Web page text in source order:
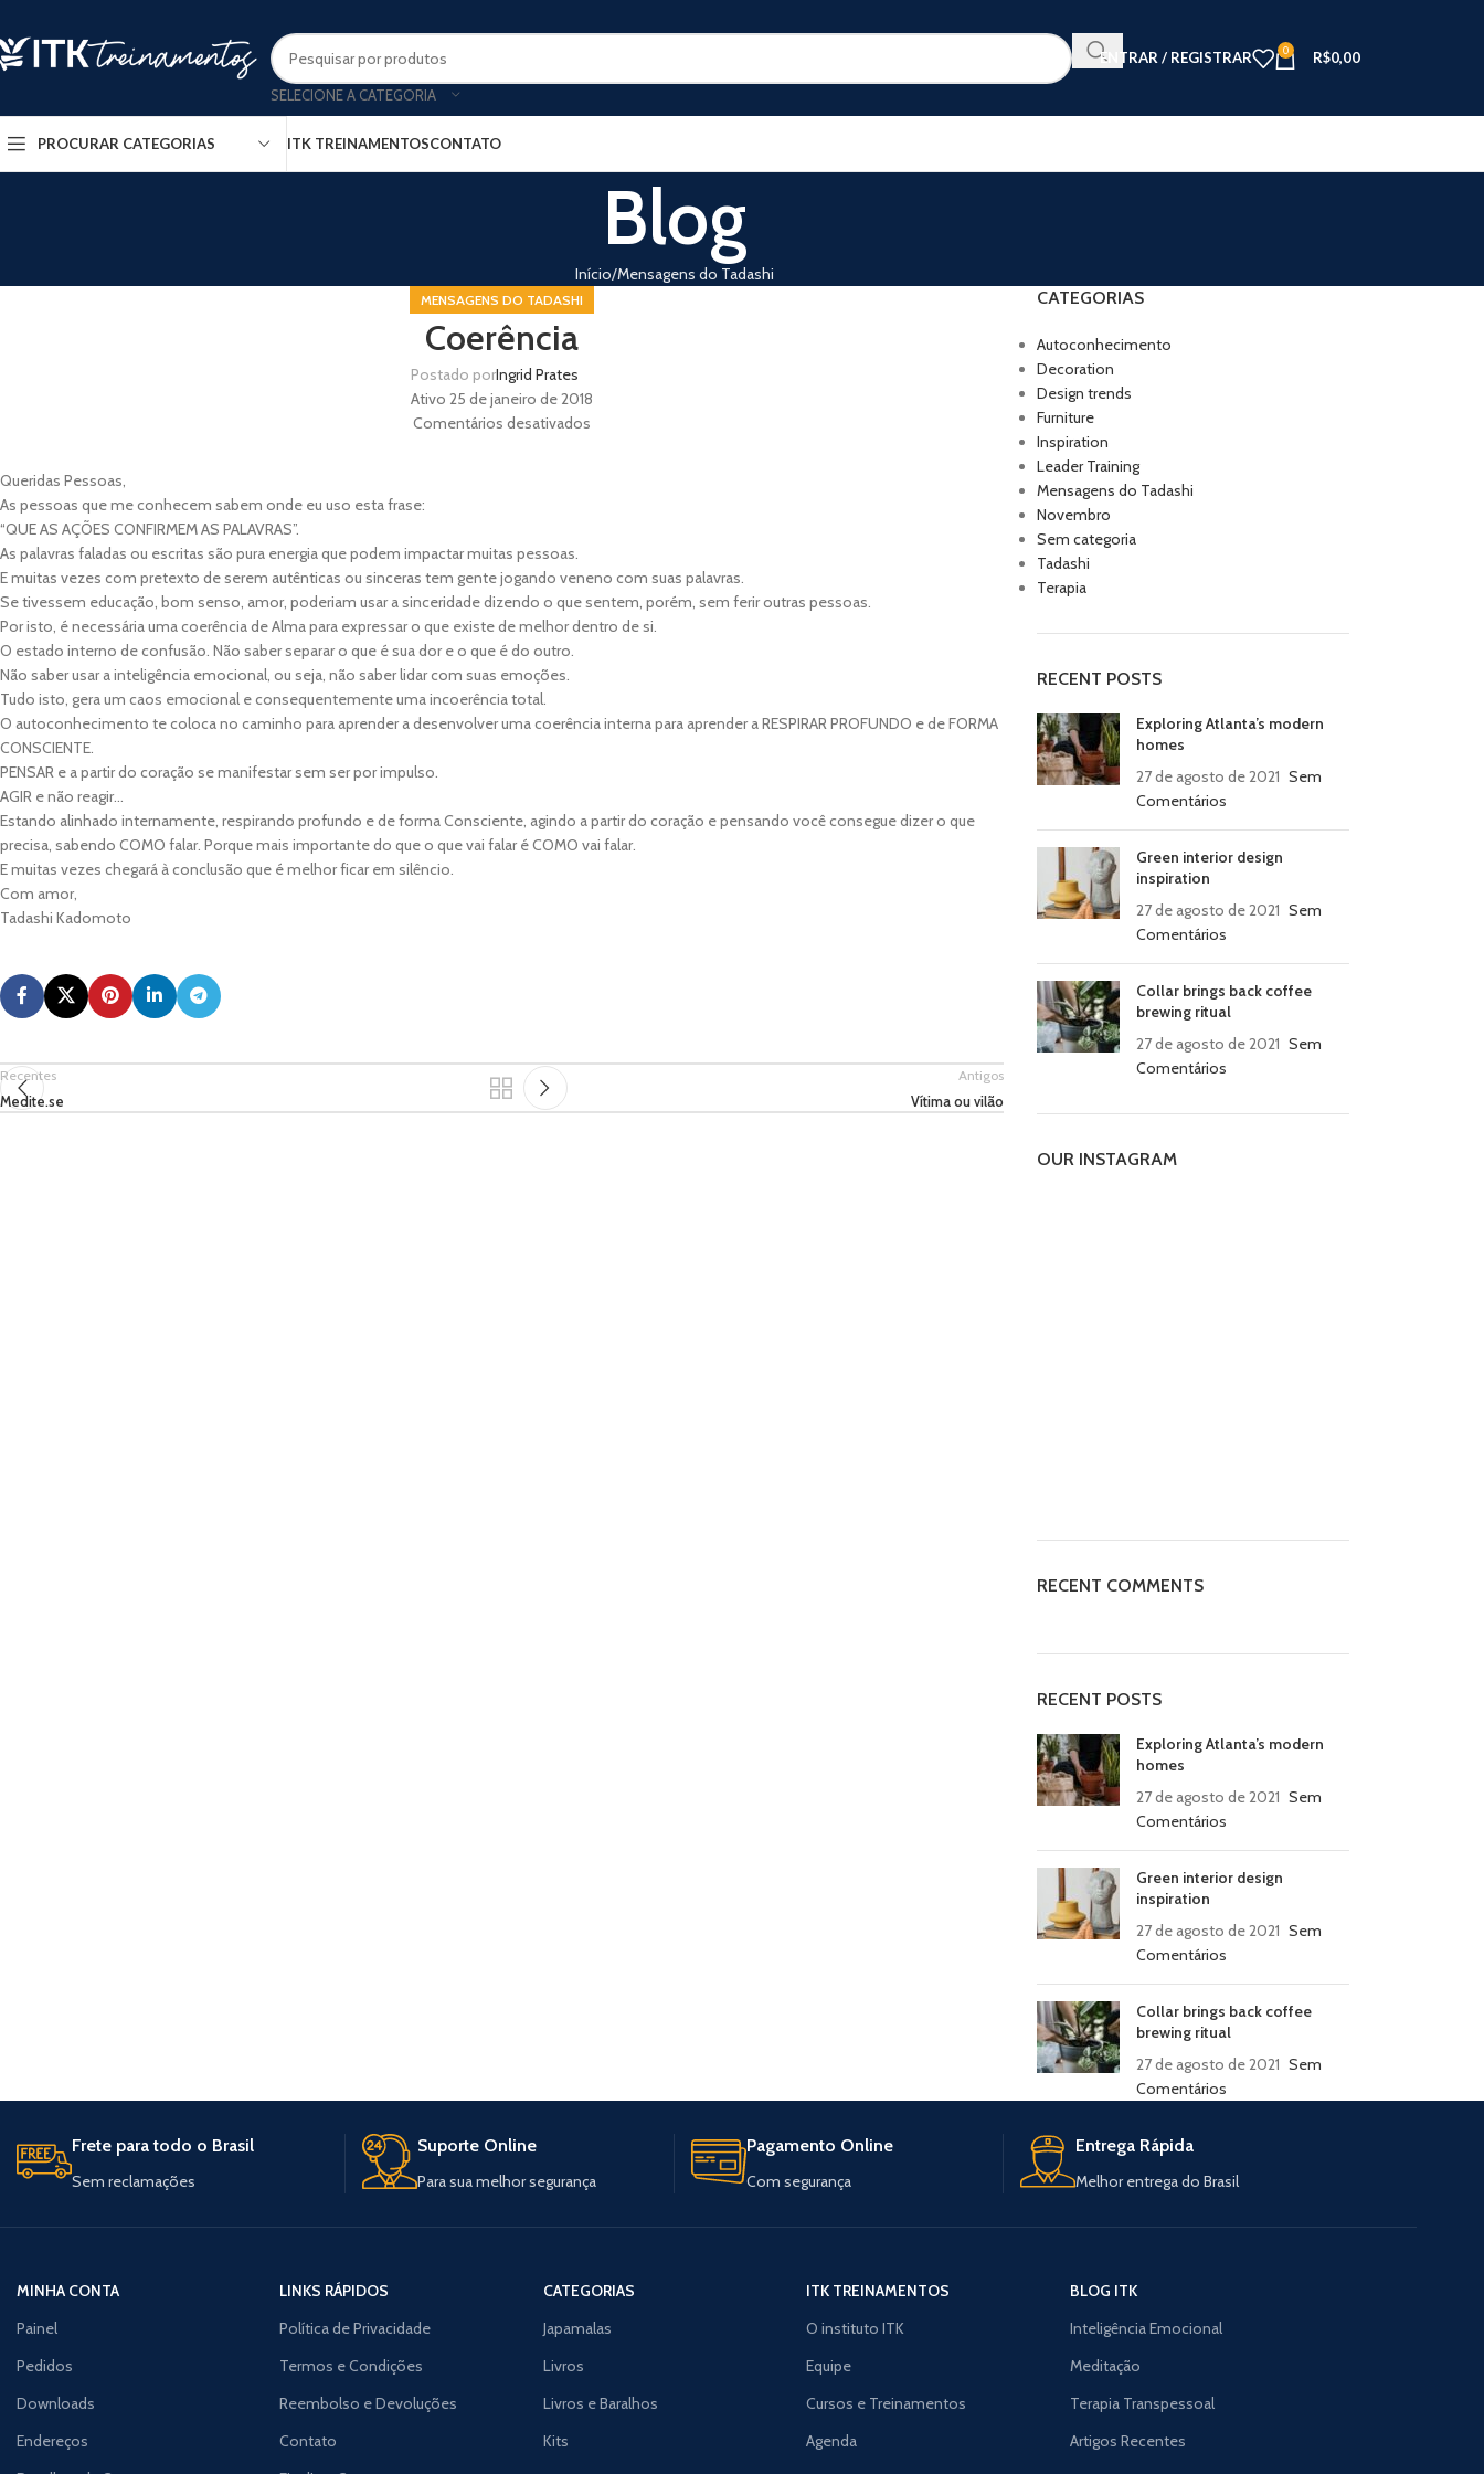
SELECIONE A CATEGORIA
ENTRAR / REGISTRAR 0 R$0,00
PROCURAR CATEGORIAS ITK TREINAMENTOSCONTATO
Blog
Início Mensagens do Tadashi
MENSAGENS DO TADASHI
Coerência
Postado porIngrid Prates
Ativo 25 de janeiro de 2018
Comentários desativados
Queridas Pessoas,
As pessoas que me conhecem sabem onde eu uso esta frase:
“QUE AS AÇÕES CONFIRMEM AS PALAVRAS”.
As palavras faladas ou escritas são pura energia que podem impactar muitas pessoas.
E muitas vezes com pretexto de serem autênticas ou sinceras tem gente jogando veneno com suas palavras.
Se tivessem educação, bom senso, amor, poderiam usar a sinceridade dizendo o que sentem, porém, sem ferir outras pessoas.
Por isto, é necessária uma coerência de Alma para expressar o que existe de melhor dentro de si.
O estado interno de confusão. Não saber separar o que é sua dor e o que é do outro.
Não saber usar a inteligência emocional, ou seja, não saber lidar com suas emoções.
Tudo isto, gera um caos emocional e consequentemente uma incoerência total.
O autoconhecimento te coloca no caminho para aprender a desenvolver uma coerência interna para aprender a RESPIRAR PROFUNDO e de FORMA
CONSCIENTE.
PENSAR e a partir do coração se manifestar sem ser por impulso.
AGIR e não reagir…
Estando alinhado internamente, respirando profundo e de forma Consciente, agindo a partir do coração e pensando você consegue dizer o que
precisa, sabendo COMO falar. Porque mais importante do que o que vai falar é COMO vai falar.
E muitas vezes chegará à conclusão que é melhor ficar em silêncio.
Com amor,
Tadashi Kadomoto
Recentes
Medite.se
Antigos
Vítima ou vilão
CATEGORIAS
Autoconhecimento
Decoration
Design trends
Furniture
Inspiration
Leader Training
Mensagens do Tadashi
Novembro
Sem categoria
Tadashi
Terapia
RECENT POSTS
Exploring Atlanta’s modern
homes
27 de agosto de 2021 Sem
Comentários
Green interior design
inspiration
27 de agosto de 2021 Sem
Comentários
Collar brings back coffee
brewing ritual
27 de agosto de 2021 Sem
Comentários
OUR INSTAGRAM
RECENT COMMENTS
RECENT POSTS
Exploring Atlanta’s modern
homes
27 de agosto de 2021 Sem
Comentários
Green interior design
inspiration
27 de agosto de 2021 Sem
Comentários
Collar brings back coffee
brewing ritual
27 de agosto de 2021 Sem
Comentários
Frete para todo o Brasil
Sem reclamações
Suporte Online
Para sua melhor segurança
Pagamento Online
Com segurança
Entrega Rápida
Melhor entrega do Brasil
MINHA CONTA
Painel
Pedidos
Downloads
Endereços
LINKS RÁPIDOS
Política de Privacidade
Termos e Condições
Reembolso e Devoluções
Contato
CATEGORIAS
Japamalas
Livros
Livros e Baralhos
Kits
ITK TREINAMENTOS
O instituto ITK
Equipe
Cursos e Treinamentos
Agenda
BLOG ITK
Inteligência Emocional
Meditação
Terapia Transpessoal
Artigos Recentes